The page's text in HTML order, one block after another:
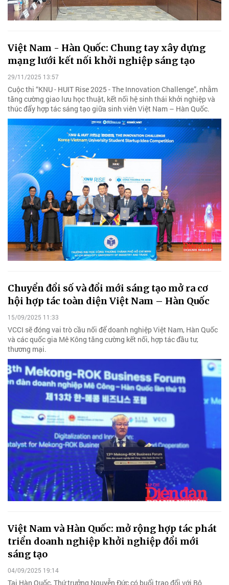
Việt Nam - Hàn Quốc: Chung tay xây dựng
mạng lưới kết nối khởi nghiệp sáng tạo
29/11/2025 13:57
Cuộc thi “KNU - HUIT Rise 2025 - The Innovation Challenge”, nhằm
tăng cường giao lưu học thuật, kết nối hệ sinh thái khởi nghiệp và
thúc đẩy hợp tác sáng tạo giữa sinh viên Việt Nam – Hàn Quốc.
Chuyển đổi số và đổi mới sáng tạo mở ra cơ
hội hợp tác toàn diện Việt Nam – Hàn Quốc
15/09/2025 11:33
VCCI sẽ đóng vai trò cầu nối để doanh nghiệp Việt Nam, Hàn Quốc
và các quốc gia Mê Kông tăng cường kết nối, hợp tác đầu tư,
thương mại.
Việt Nam và Hàn Quốc: mở rộng hợp tác phát
triển doanh nghiệp khởi nghiệp đổi mới
sáng tạo
04/09/2025 19:14
Tại Hàn Quốc, Thứ trưởng Nguyễn Đức có buổi trao đổi với Bộ